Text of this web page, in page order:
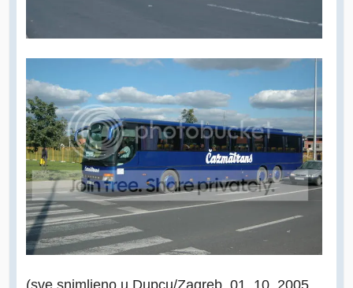
(sve snimljeno u Dupcu/Zagreb, 01. 10. 2005.